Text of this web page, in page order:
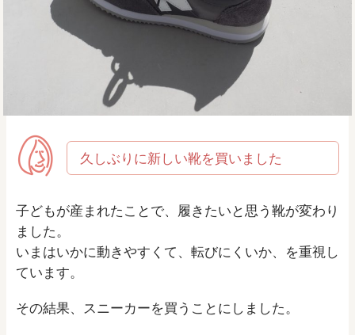
久しぶりに新しい靴を買いました
子どもが産まれたことで、履きたいと思う靴が変わり
ました。
いまはいかに動きやすくて、転びにくいか、を重視し
ています。
その結果、スニーカーを買うことにしました。